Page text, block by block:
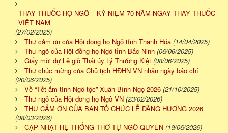
THẦY THUỐC HỌ NGÔ – KỶ NIỆM 70 NĂM NGÀY THẦY THUỐC
VIỆT NAM
(27/02/2025)
Thư cảm ơn của Hội đồng họ Ngô tỉnh Thanh Hóa (14/04/2025)
Thư ngỏ của Hội đồng họ Ngô tỉnh Bắc Ninh (06/06/2025)
Giấy mời dự Lễ giỗ Thái úy Lý Thường Kiệt (08/06/2025)
Thư chúc mừng của Chủ tịch HĐHN VN nhân ngày báo chí
(20/06/2025)
Về “Tết ấm tình Ngô tộc” Xuân Bính Ngọ 2026 (21/10/2025)
Thư ngỏ của Hội đồng họ Ngô VN (23/02/2026)
THƯ CẢM ƠN CỦA BAN TỔ CHỨC LỄ DÂNG HƯƠNG 2026
(08/03/2026)
CẬP NHẬT HỆ THỐNG THỜ TỰ NGÔ QUYỀN (19/06/2026)